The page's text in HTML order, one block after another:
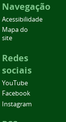
Navegação
Acessibilidade
Mapa do
site
Redes
sociais
YouTube
Facebook
Instagram